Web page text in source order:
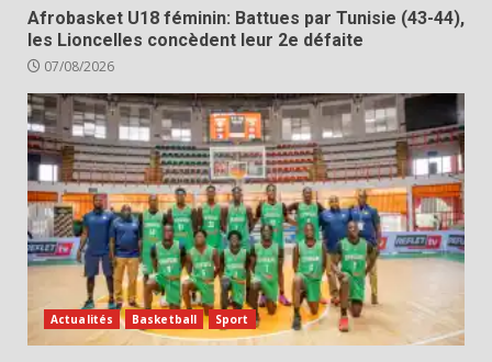
Afrobasket U18 féminin: Battues par Tunisie (43-44),
les Lioncelles concèdent leur 2e défaite
07/08/2026
Actualités Basketball Sport